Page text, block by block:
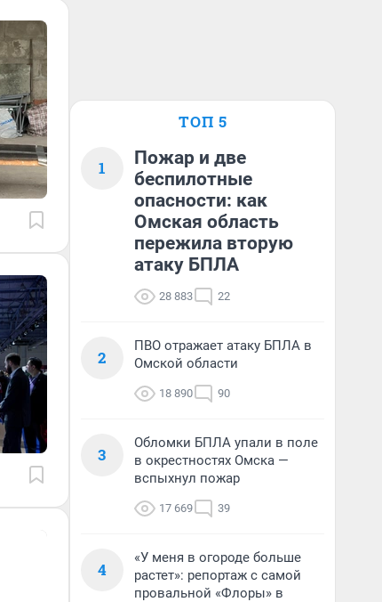
ТОП 5
1
Пожар и две
беспилотные
опасности: как
Омская область
пережила вторую
атаку БПЛА
28 883 22
2
ПВО отражает атаку БПЛА в
Омской области
18 890 90
3
Обломки БПЛА упали в поле
в окрестностях Омска —
вспыхнул пожар
17 669 39
4
«У меня в огороде больше
растет»: репортаж с самой
провальной «Флоры» в